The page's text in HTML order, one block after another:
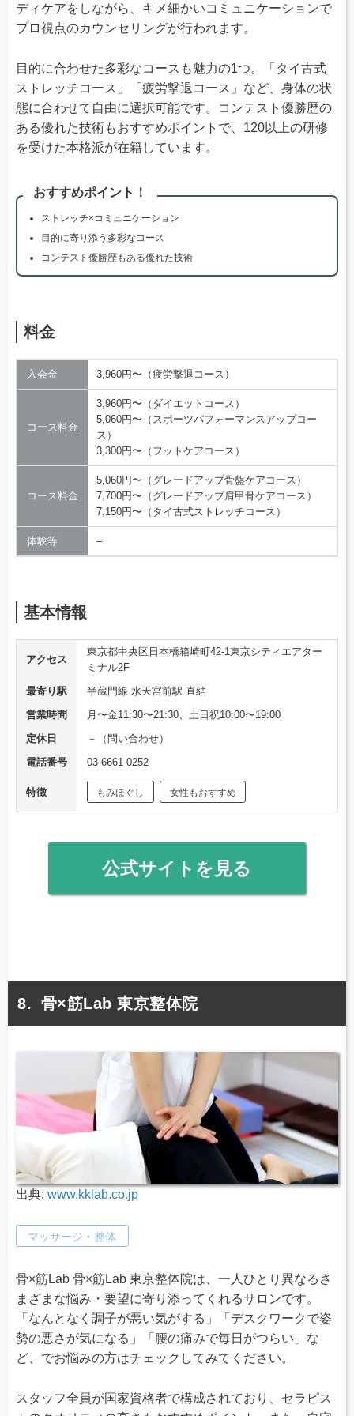
ディケアをしながら、キメ細かいコミュニケーションで
プロ視点のカウンセリングが行われます。
目的に合わせた多彩なコースも魅力の1つ。「タイ古式
ストレッチコース」「疲労撃退コース」など、身体の状
態に合わせて自由に選択可能です。コンテスト優勝歴の
ある優れた技術もおすすめポイントで、120以上の研修
を受けた本格派が在籍しています。
おすすめポイント！
ストレッチ×コミュニケーション
目的に寄り添う多彩なコース
コンテスト優勝歴もある優れた技術
料金
入会金 3,960円〜（疲労撃退コース）
コース料金
3,960円〜（ダイエットコース）
5,060円〜（スポーツパフォーマンスアップコー
ス）
3,300円〜（フットケアコース）
コース料金
5,060円〜（グレードアップ骨盤ケアコース）
7,700円〜（グレードアップ肩甲骨ケアコース）
7,150円〜（タイ古式ストレッチコース）
体験等 –
基本情報
アクセス
東京都中央区日本橋箱崎町42-1東京シティエアター
ミナル2F
最寄り駅
半蔵門線 水天宮前駅 直結
営業時間
月〜金11:30〜21:30、土日祝10:00〜19:00
定休日
－（問い合わせ）
電話番号
03-6661-0252
特徴 もみほぐし 女性もおすすめ
公式サイトを見る
骨×筋Lab 東京整体院
出典: www.kklab.co.jp
マッサージ・整体
骨×筋Lab 骨×筋Lab 東京整体院は、一人ひとり異なるさ
まざまな悩み・要望に寄り添ってくれるサロンです。
「なんとなく調子が悪い気がする」「デスクワークで姿
勢の悪さが気になる」「腰の痛みで毎日がつらい」な
ど、でお悩みの方はチェックしてみてください。
スタッフ全員が国家資格者で構成されており、セラピス